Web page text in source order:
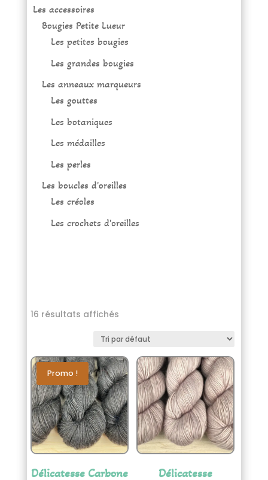
Les accessoires
Bougies Petite Lueur
Les petites bougies
Les grandes bougies
Les anneaux marqueurs
Les gouttes
Les botaniques
Les médailles
Les perles
Les boucles d'oreilles
Les créoles
Les crochets d'oreilles
16 résultats affichés
Promo !
Délicatesse Carbone
Délicatesse